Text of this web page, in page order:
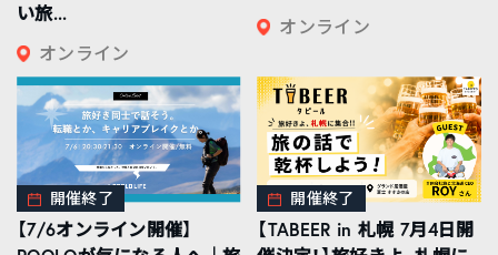
い旅...
オンライン
オンライン
開催終了
【7/6オンライン開催】
開催終了
【TABEER in 札幌 7月4日開